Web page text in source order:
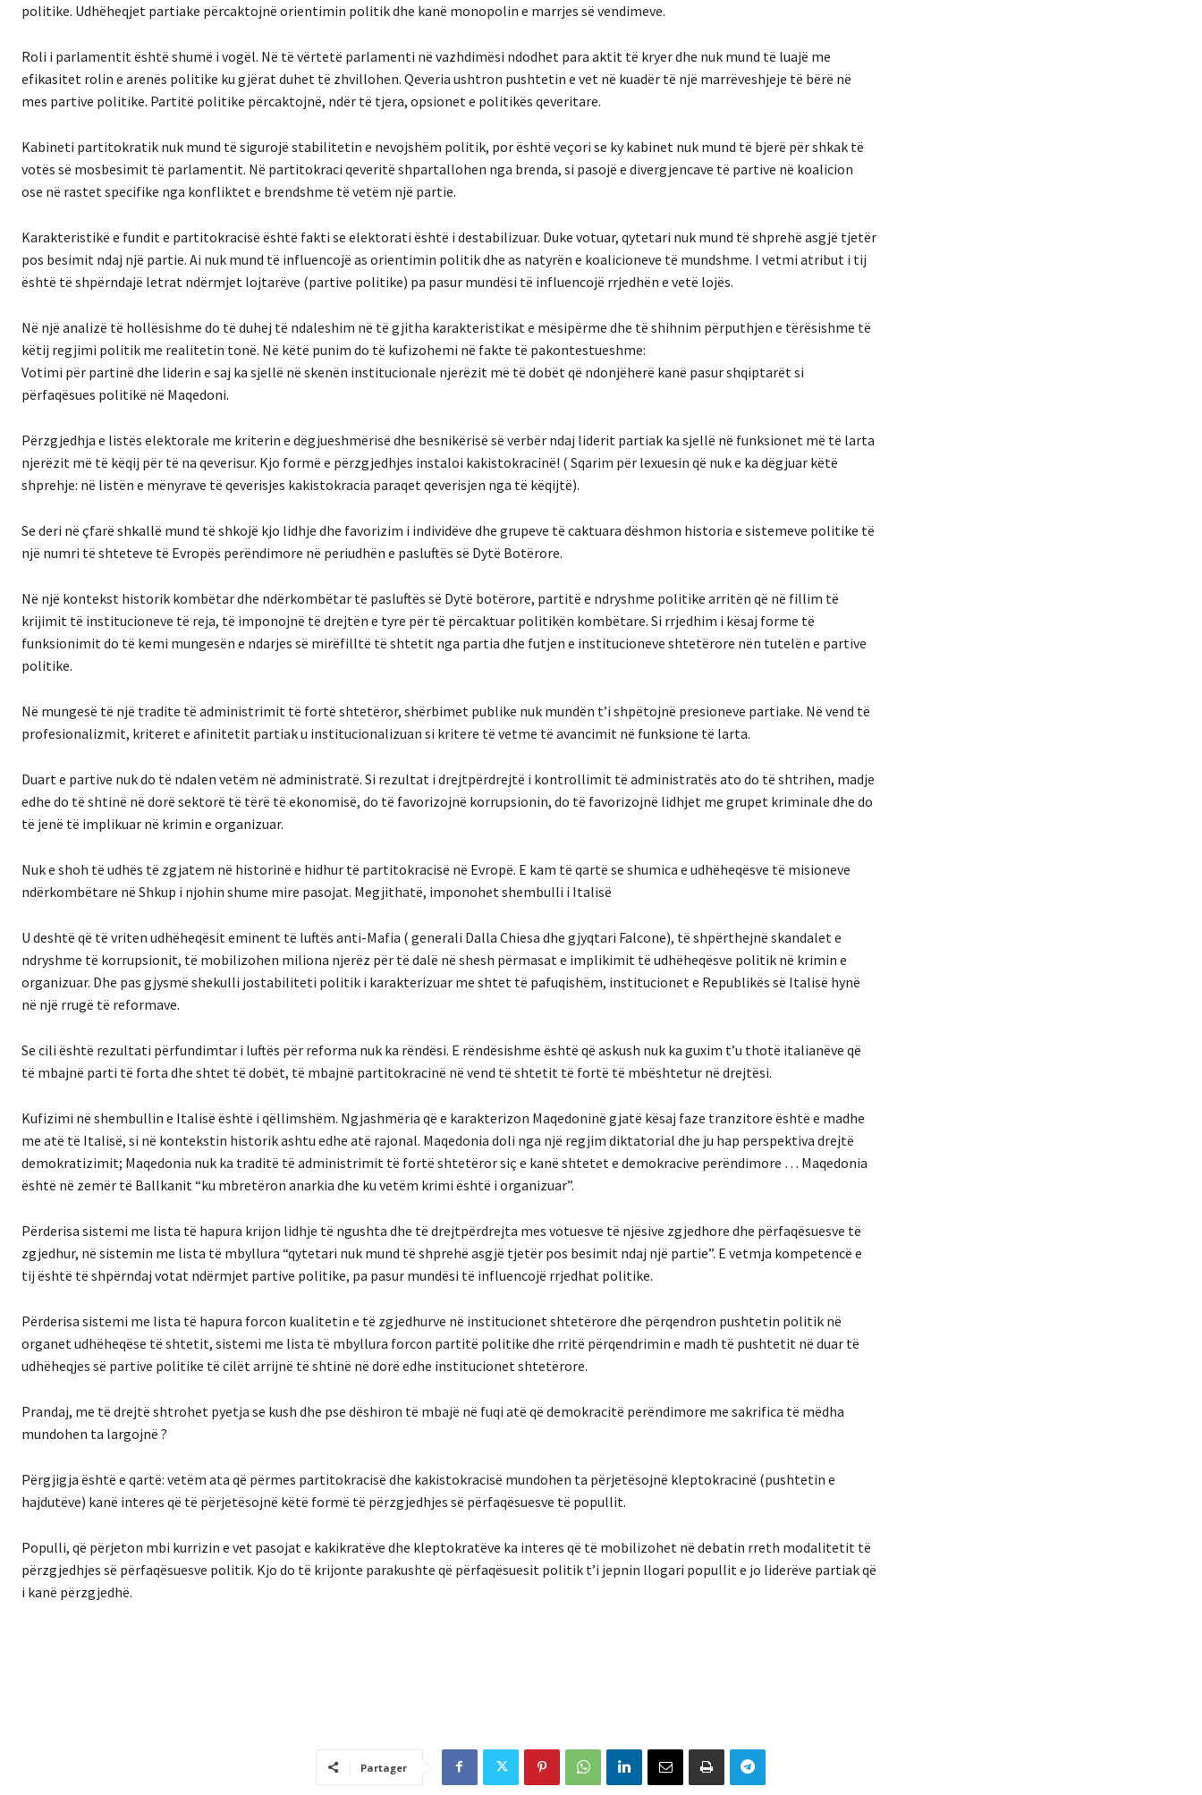
politike. Udhëheqjet partiake përcaktojnë orientimin politik dhe kanë monopolin e marrjes së vendimeve.
Roli i parlamentit është shumë i vogël. Në të vërtetë parlamenti në vazhdimësi ndodhet para aktit të kryer dhe nuk mund të luajë me
efikasitet rolin e arenës politike ku gjërat duhet të zhvillohen. Qeveria ushtron pushtetin e vet në kuadër të një marrëveshjeje të bërë në
mes partive politike. Partitë politike përcaktojnë, ndër të tjera, opsionet e politikës qeveritare.
Kabineti partitokratik nuk mund të sigurojë stabilitetin e nevojshëm politik, por është veçori se ky kabinet nuk mund të bjerë për shkak të
votës së mosbesimit të parlamentit. Në partitokraci qeveritë shpartallohen nga brenda, si pasojë e divergjencave të partive në koalicion
ose në rastet specifike nga konfliktet e brendshme të vetëm një partie.
Karakteristikë e fundit e partitokracisë është fakti se elektorati është i destabilizuar. Duke votuar, qytetari nuk mund të shprehë asgjë tjetër
pos besimit ndaj një partie. Ai nuk mund të influencojë as orientimin politik dhe as natyrën e koalicioneve të mundshme. I vetmi atribut i tij
është të shpërndajë letrat ndërmjet lojtarëve (partive politike) pa pasur mundësi të influencojë rrjedhën e vetë lojës.
Në një analizë të hollësishme do të duhej të ndaleshim në të gjitha karakteristikat e mësipërme dhe të shihnim përputhjen e tërësishme të
këtij regjimi politik me realitetin tonë. Në këtë punim do të kufizohemi në fakte të pakontestueshme:
Votimi për partinë dhe liderin e saj ka sjellë në skenën institucionale njerëzit më të dobët që ndonjëherë kanë pasur shqiptarët si
përfaqësues politikë në Maqedoni.
Përzgjedhja e listës elektorale me kriterin e dëgjueshmërisë dhe besnikërisë së verbër ndaj liderit partiak ka sjellë në funksionet më të larta
njerëzit më të këqij për të na qeverisur. Kjo formë e përzgjedhjes instaloi kakistokracinë! ( Sqarim për lexuesin që nuk e ka dëgjuar këtë
shprehje: në listën e mënyrave të qeverisjes kakistokracia paraqet qeverisjen nga të këqijtë).
Se deri në çfarë shkallë mund të shkojë kjo lidhje dhe favorizim i individëve dhe grupeve të caktuara dëshmon historia e sistemeve politike të
një numri të shteteve të Evropës perëndimore në periudhën e pasluftës së Dytë Botërore.
Në një kontekst historik kombëtar dhe ndërkombëtar të pasluftës së Dytë botërore, partitë e ndryshme politike arritën që në fillim të
krijimit të institucioneve të reja, të imponojnë të drejtën e tyre për të përcaktuar politikën kombëtare. Si rrjedhim i kësaj forme të
funksionimit do të kemi mungesën e ndarjes së mirëfilltë të shtetit nga partia dhe futjen e institucioneve shtetërore nën tutelën e partive
politike.
Në mungesë të një tradite të administrimit të fortë shtetëror, shërbimet publike nuk mundën t’i shpëtojnë presioneve partiake. Në vend të
profesionalizmit, kriteret e afinitetit partiak u institucionalizuan si kritere të vetme të avancimit në funksione të larta.
Duart e partive nuk do të ndalen vetëm në administratë. Si rezultat i drejtpërdrejtë i kontrollimit të administratës ato do të shtrihen, madje
edhe do të shtinë në dorë sektorë të tërë të ekonomisë, do të favorizojnë korrupsionin, do të favorizojnë lidhjet me grupet kriminale dhe do
të jenë të implikuar në krimin e organizuar.
Nuk e shoh të udhës të zgjatem në historinë e hidhur të partitokracisë në Evropë. E kam të qartë se shumica e udhëheqësve të misioneve
ndërkombëtare në Shkup i njohin shume mire pasojat. Megjithatë, imponohet shembulli i Italisë
U deshtë që të vriten udhëheqësit eminent të luftës anti-Mafia ( generali Dalla Chiesa dhe gjyqtari Falcone), të shpërthejnë skandalet e
ndryshme të korrupsionit, të mobilizohen miliona njerëz për të dalë në shesh përmasat e implikimit të udhëheqësve politik në krimin e
organizuar. Dhe pas gjysmë shekulli jostabiliteti politik i karakterizuar me shtet të pafuqishëm, institucionet e Republikës së Italisë hynë
në një rrugë të reformave.
Se cili është rezultati përfundimtar i luftës për reforma nuk ka rëndësi. E rëndësishme është që askush nuk ka guxim t’u thotë italianëve që
të mbajnë parti të forta dhe shtet të dobët, të mbajnë partitokracinë në vend të shtetit të fortë të mbështetur në drejtësi.
Kufizimi në shembullin e Italisë është i qëllimshëm. Ngjashmëria që e karakterizon Maqedoninë gjatë kësaj faze tranzitore është e madhe
me atë të Italisë, si në kontekstin historik ashtu edhe atë rajonal. Maqedonia doli nga një regjim diktatorial dhe ju hap perspektiva drejtë
demokratizimit; Maqedonia nuk ka traditë të administrimit të fortë shtetëror siç e kanë shtetet e demokracive perëndimore … Maqedonia
është në zemër të Ballkanit “ku mbretëron anarkia dhe ku vetëm krimi është i organizuar”.
Përderisa sistemi me lista të hapura krijon lidhje të ngushta dhe të drejtpërdrejta mes votuesve të njësive zgjedhore dhe përfaqësuesve të
zgjedhur, në sistemin me lista të mbyllura “qytetari nuk mund të shprehë asgjë tjetër pos besimit ndaj një partie”. E vetmja kompetencë e
tij është të shpërndaj votat ndërmjet partive politike, pa pasur mundësi të influencojë rrjedhat politike.
Përderisa sistemi me lista të hapura forcon kualitetin e të zgjedhurve në institucionet shtetërore dhe përqendron pushtetin politik në
organet udhëheqëse të shtetit, sistemi me lista të mbyllura forcon partitë politike dhe rritë përqendrimin e madh të pushtetit në duar të
udhëheqjes së partive politike të cilët arrijnë të shtinë në dorë edhe institucionet shtetërore.
Prandaj, me të drejtë shtrohet pyetja se kush dhe pse dëshiron të mbajë në fuqi atë që demokracitë perëndimore me sakrifica të mëdha
mundohen ta largojnë ?
Përgjigja është e qartë: vetëm ata që përmes partitokracisë dhe kakistokracisë mundohen ta përjetësojnë kleptokracinë (pushtetin e
hajdutëve) kanë interes që të përjetësojnë këtë formë të përzgjedhjes së përfaqësuesve të popullit.
Populli, që përjeton mbi kurrizin e vet pasojat e kakikratëve dhe kleptokratëve ka interes që të mobilizohet në debatin rreth modalitetit të
përzgjedhjes së përfaqësuesve politik. Kjo do të krijonte parakushte që përfaqësuesit politik t’i jepnin llogari popullit e jo liderëve partiak që
i kanë përzgjedhë.
Partager